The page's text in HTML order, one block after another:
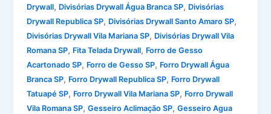
Drywall, Divisórias Drywall Água Branca SP, Divisórias
Drywall Republica SP, Divisórias Drywall Santo Amaro SP,
Divisórias Drywall Vila Mariana SP, Divisórias Drywall Vila
Romana SP, Fita Telada Drywall, Forro de Gesso
Acartonado SP, Forro de Gesso SP, Forro Drywall Água
Branca SP, Forro Drywall Republica SP, Forro Drywall
Tatuapé SP, Forro Drywall Vila Mariana SP, Forro Drywall
Vila Romana SP,Gesseiro Aclimação SP,Gesseiro Agua